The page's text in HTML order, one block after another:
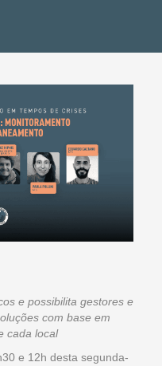
e possibilita gestores e
com base em
cada local
e 12h desta segunda-